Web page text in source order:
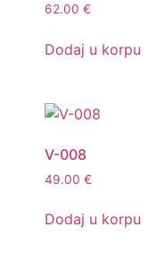
62.00 €
Dodaj u korpu
V-008
49.00 €
Dodaj u korpu